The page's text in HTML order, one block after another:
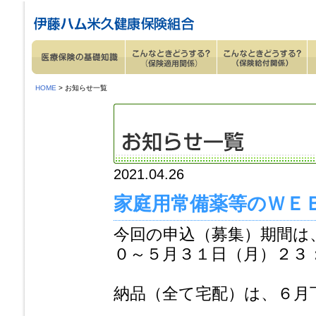
HOME > お知らせ一覧
2021.04.26
家庭用常備薬等のＷＥ
今回の申込（募集）期間
０～５月３１日（月）２３
納品（全て宅配）は、６月